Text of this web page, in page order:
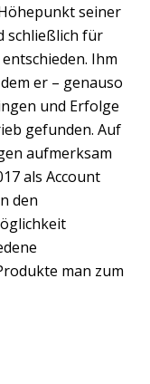
seiner
schließlich für
Ihm
er – genauso
und Erfolge
gefunden. Auf
aufmerksam
als Account
den
man zum